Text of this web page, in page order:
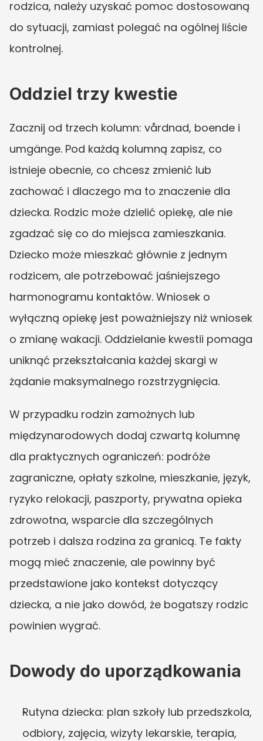
rodzica, należy uzyskać pomoc dostosowaną
do sytuacji, zamiast polegać na ogólnej liście
kontrolnej.
Oddziel trzy kwestie
Zacznij od trzech kolumn: vårdnad, boende i
umgänge. Pod każdą kolumną zapisz, co
istnieje obecnie, co chcesz zmienić lub
zachować i dlaczego ma to znaczenie dla
dziecka. Rodzic może dzielić opiekę, ale nie
zgadzać się co do miejsca zamieszkania.
Dziecko może mieszkać głównie z jednym
rodzicem, ale potrzebować jaśniejszego
harmonogramu kontaktów. Wniosek o
wyłączną opiekę jest poważniejszy niż wniosek
o zmianę wakacji. Oddzielanie kwestii pomaga
uniknąć przekształcania każdej skargi w
żądanie maksymalnego rozstrzygnięcia.
W przypadku rodzin zamożnych lub
międzynarodowych dodaj czwartą kolumnę
dla praktycznych ograniczeń: podróże
zagraniczne, opłaty szkolne, mieszkanie, język,
ryzyko relokacji, paszporty, prywatna opieka
zdrowotna, wsparcie dla szczególnych
potrzeb i dalsza rodzina za granicą. Te fakty
mogą mieć znaczenie, ale powinny być
przedstawione jako kontekst dotyczący
dziecka, a nie jako dowód, że bogatszy rodzic
powinien wygrać.
Dowody do uporządkowania
Rutyna dziecka: plan szkoły lub przedszkola,
odbiory, zajęcia, wizyty lekarskie, terapia,